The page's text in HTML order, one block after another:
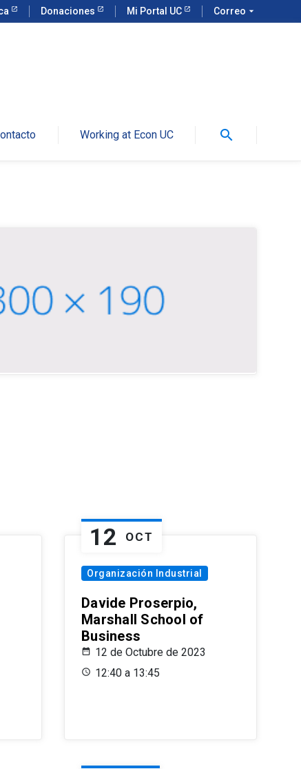
Donaciones Mi Portal UC Correo arrow_drop_down
Working at Econ UC search
12 OCT
Organización Industrial
Davide Proserpio,
Marshall School of
Business
12 de Octubre de 2023
12:40 a 13:45